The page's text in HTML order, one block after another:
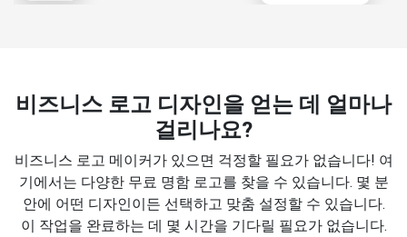
비즈니스 로고 디자인을 얻는 데 얼마나
걸리나요?
비즈니스 로고 메이커가 있으면 걱정할 필요가 없습니다! 여
기에서는 다양한 무료 명함 로고를 찾을 수 있습니다. 몇 분
안에 어떤 디자인이든 선택하고 맞춤 설정할 수 있습니다.
이 작업을 완료하는 데 몇 시간을 기다릴 필요가 없습니다.